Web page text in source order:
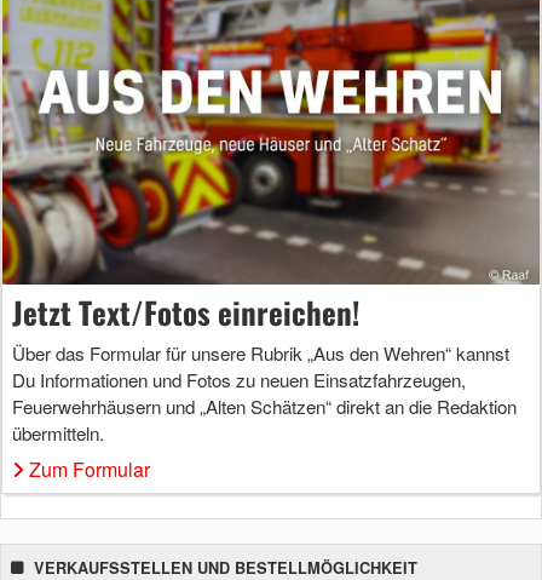
Jetzt Text/Fotos einreichen!
Über das Formular für unsere Rubrik „Aus den Wehren“ kannst
Du Informationen und Fotos zu neuen Einsatzfahrzeugen,
Feuerwehrhäusern und „Alten Schätzen“ direkt an die Redaktion
übermitteln.
Zum Formular
VERKAUFSSTELLEN UND BESTELLMÖGLICHKEIT